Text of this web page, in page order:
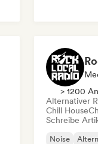
> 1200
Alternativer
Chill House
Schreibe
Noise